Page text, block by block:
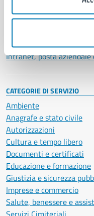
Politici
Documenti e dati
Intranet, posta aziendale
CATEGORIE DI SERVIZIO
Ambiente
Anagrafe e stato civile
Autorizzazioni
Cultura e tempo libero
Documenti e certificati
Educazione e formazione
Giustizia e sicurezza
Imprese e commercio
Salute, benessere e